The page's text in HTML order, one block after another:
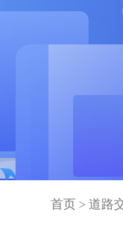
首页 > 道路